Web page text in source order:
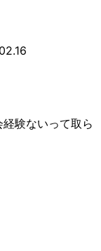
験ないって取ら